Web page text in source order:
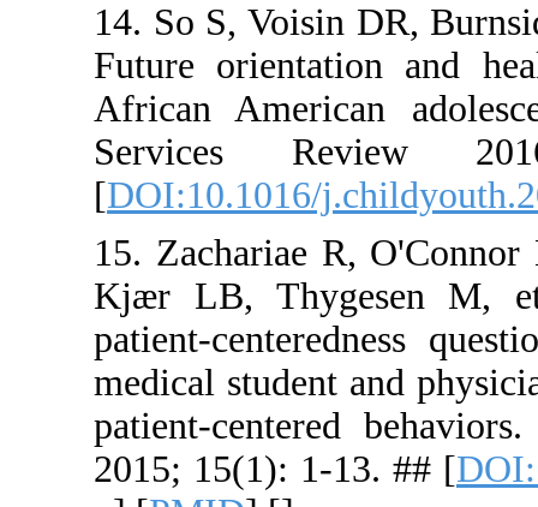
14. So S,
Future
African
[
15.
Kjær LB,
patient-
medical
patient-
2015;